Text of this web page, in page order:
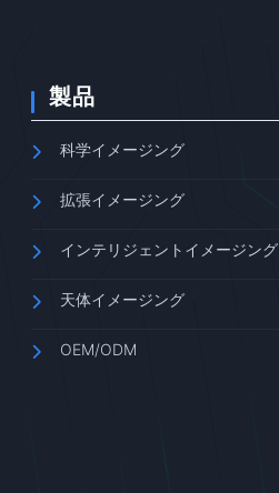
製品
科学イメージング
拡張イメージング
インテリジェントイメージング
天体イメージング
OEM/ODM